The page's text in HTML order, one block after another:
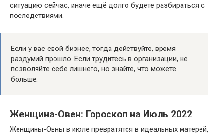
ситуацию сейчас, иначе ещё долго будете разбираться с
последствиями.
Если у вас свой бизнес, тогда действуйте, время
раздумий прошло. Если трудитесь в организации, не
позволяйте себе лишнего, но знайте, что можете
больше.
Женщина-Овен: Гороскоп на Июль 2022
Женщины-Овны в июле превратятся в идеальных матерей,